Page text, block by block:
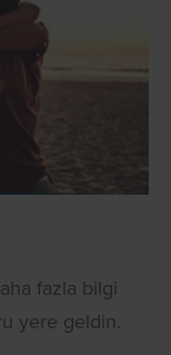
fazla bilgi
yere geldin.